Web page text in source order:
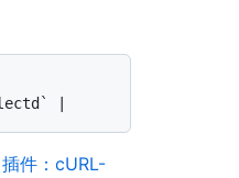
插件：cURL-